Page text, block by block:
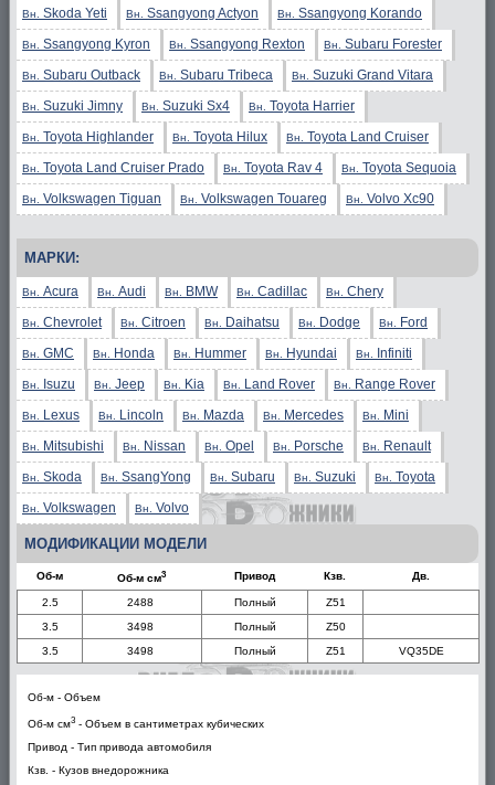
Вн. Skoda Yeti Вн. Ssangyong Actyon Вн. Ssangyong Korando
Вн. Ssangyong Kyron Вн. Ssangyong Rexton Вн. Subaru Forester
Вн. Subaru Outback Вн. Subaru Tribeca Вн. Suzuki Grand Vitara
Вн. Suzuki Jimny Вн. Suzuki Sx4 Вн. Toyota Harrier
Вн. Toyota Highlander Вн. Toyota Hilux Вн. Toyota Land Cruiser
Вн. Toyota Land Cruiser Prado Вн. Toyota Rav 4 Вн. Toyota Sequoia
Вн. Volkswagen Tiguan Вн. Volkswagen Touareg Вн. Volvo Xc90
МАРКИ:
Вн. Acura Вн. Audi Вн. BMW Вн. Cadillac Вн. Chery
Вн. Chevrolet Вн. Citroen Вн. Daihatsu Вн. Dodge Вн. Ford
Вн. GMC Вн. Honda Вн. Hummer Вн. Hyundai Вн. Infiniti
Вн. Isuzu Вн. Jeep Вн. Kia Вн. Land Rover Вн. Range Rover
Вн. Lexus Вн. Lincoln Вн. Mazda Вн. Mercedes Вн. Mini
Вн. Mitsubishi Вн. Nissan Вн. Opel Вн. Porsche Вн. Renault
Вн. Skoda Вн. SsangYong Вн. Subaru Вн. Suzuki Вн. Toyota
Вн. Volkswagen Вн. Volvo
МОДИФИКАЦИИ МОДЕЛИ
Об-м Об-м см3 Привод Кзв. Дв.
2.5 2488 Полный
Z51
3.5
3498 Полный
Z50
3.5
3498 Полный Z51 VQ35DE
Об-м - Объем
Об-м см3 - Объем в сантиметрах кубических
Привод - Тип привода автомобиля
Кзв. - Кузов внедорожника